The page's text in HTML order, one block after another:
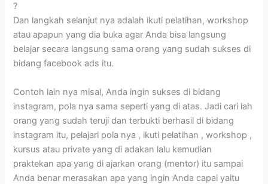
?
Dan langkah selanjut nya adalah ikuti pelatihan, workshop
atau apapun yang dia buka agar Anda bisa langsung
belajar secara langsung sama orang yang sudah sukses di
bidang facebook ads itu.
Contoh lain nya misal, Anda ingin sukses di bidang
instagram, pola nya sama seperti yang di atas. Jadi cari lah
orang yang sudah teruji dan terbukti berhasil di bidang
instagram itu, pelajari pola nya , ikuti pelatihan , workshop ,
kursus atau private yang di adakan lalu kemudian
praktekan apa yang di ajarkan orang (mentor) itu sampai
Anda benar merasakan apa yang ingin Anda capai yaitu